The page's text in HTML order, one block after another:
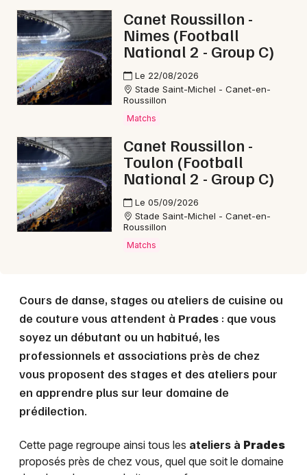
Canet Roussillon -
Nimes (Football
National 2 - Group C)
Le 22/08/2026
Stade Saint-Michel - Canet-en-
Roussillon
Matchs
Canet Roussillon -
Toulon (Football
National 2 - Group C)
Le 05/09/2026
Stade Saint-Michel - Canet-en-
Roussillon
Matchs
Cours de danse, stages ou ateliers de cuisine ou
de couture vous attendent à Prades : que vous
soyez un débutant ou un habitué, les
professionnels et associations près de chez
vous proposent des stages et des ateliers pour
en apprendre plus sur leur domaine de
prédilection.
Cette page regroupe ainsi tous les ateliers à Prades
proposés près de chez vous, quel que soit le domaine